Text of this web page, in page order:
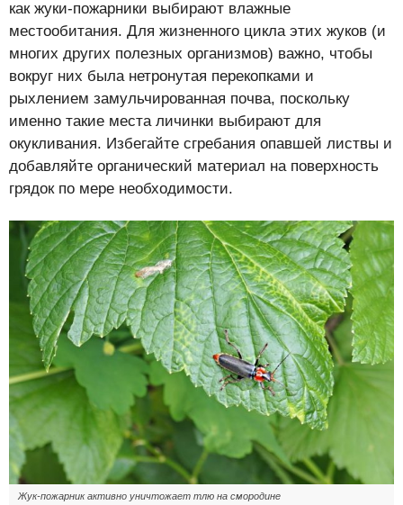
как жуки-пожарники выбирают влажные
местообитания. Для жизненного цикла этих жуков (и
многих других полезных организмов) важно, чтобы
вокруг них была нетронутая перекопками и
рыхлением замульчированная почва, поскольку
именно такие места личинки выбирают для
окукливания. Избегайте сгребания опавшей листвы и
добавляйте органический материал на поверхность
грядок по мере необходимости.
Жук-пожарник активно уничтожает тлю на смородине